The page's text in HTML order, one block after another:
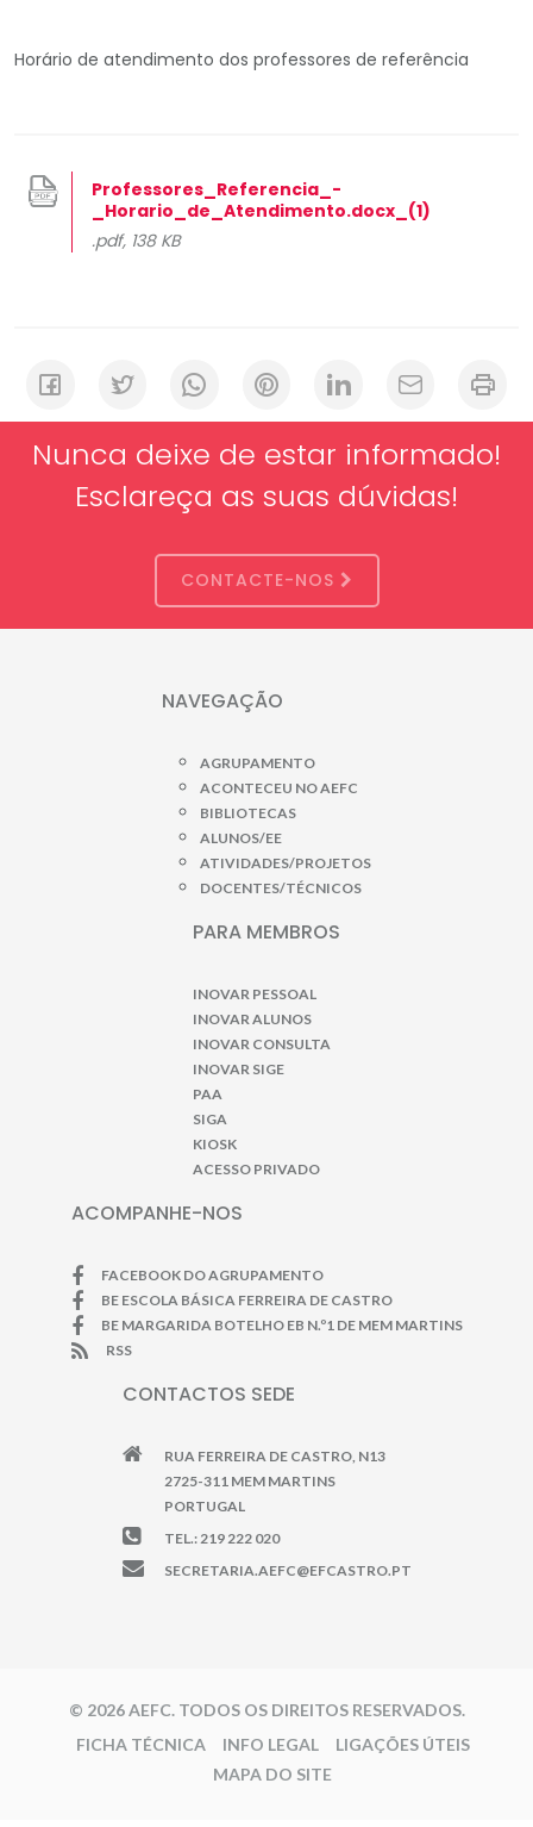
Horário de atendimento dos professores de referência
Professores_Referencia_-
_Horario_de_Atendimento.docx_(1)
.pdf, 138 KB
Nunca deixe de estar informado!
Esclareça as suas dúvidas!
CONTACTE-NOS
NAVEGAÇÃO
AGRUPAMENTO
ACONTECEU NO AEFC
BIBLIOTECAS
ALUNOS/EE
ATIVIDADES/PROJETOS
DOCENTES/TÉCNICOS
PARA MEMBROS
INOVAR PESSOAL
INOVAR ALUNOS
INOVAR CONSULTA
INOVAR SIGE
PAA
SIGA
KIOSK
ACESSO PRIVADO
ACOMPANHE-NOS
FACEBOOK DO AGRUPAMENTO
BE ESCOLA BÁSICA FERREIRA DE CASTRO
BE MARGARIDA BOTELHO EB N.º1 DE MEM MARTINS
RSS
CONTACTOS SEDE
RUA FERREIRA DE CASTRO, N13
2725-311 MEM MARTINS
PORTUGAL
TEL.: 219 222 020
SECRETARIA.AEFC@EFCASTRO.PT
© 2026 AEFC. TODOS OS DIREITOS RESERVADOS.
FICHA TÉCNICA
INFO LEGAL
LIGAÇÕES ÚTEIS
MAPA DO SITE